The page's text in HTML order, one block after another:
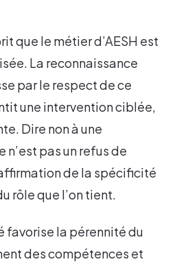
que le métier d’AESH est
La reconnaissance
par le respect de ce
une intervention ciblée,
Dire non à une
pas un refus de
de la spécificité
rôle que l’on tient.
favorise la pérennité du
des compétences et